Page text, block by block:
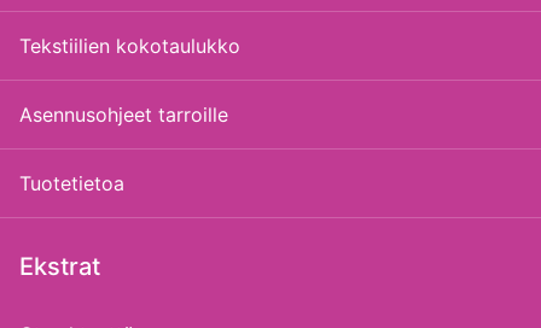
Tekstiilien kokotaulukko
Asennusohjeet tarroille
Tuotetietoa
Ekstrat